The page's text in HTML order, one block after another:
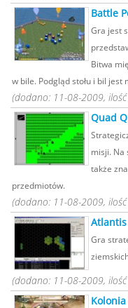
Battle
Gra jest
Bitwa
w bile. Podgląd stołu i bil jest
(dodano: 11-08-2009,
Quad
misji. Na
także
przedmiotów.
(dodano: 11-08-2009,
Gra
(dodano: 11-08-2009,